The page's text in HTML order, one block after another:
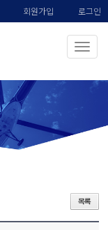
회원가입 로그인